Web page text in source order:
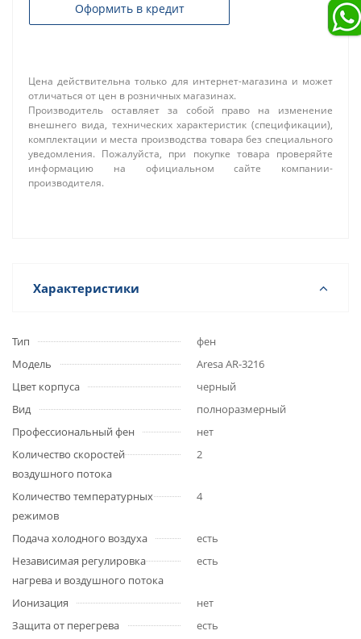
Оформить в кредит
Цена действительна только для интернет-магазина и может
отличаться от цен в розничных магазинах.
Производитель оставляет за собой право на изменение
внешнего вида, технических характеристик (спецификации),
комплектации и места производства товара без специального
уведомления. Пожалуйста, при покупке товара проверяйте
информацию на официальном сайте компании-
производителя.
Характеристики
Тип
фен
Модель
Aresa AR-3216
Цвет корпуса
черный
Вид
полноразмерный
Профессиональный фен
нет
Количество скоростей
воздушного потока
2
Количество температурных
режимов
4
Подача холодного воздуха
есть
Независимая регулировка
нагрева и воздушного потока
есть
Ионизация
нет
Защита от перегрева
есть